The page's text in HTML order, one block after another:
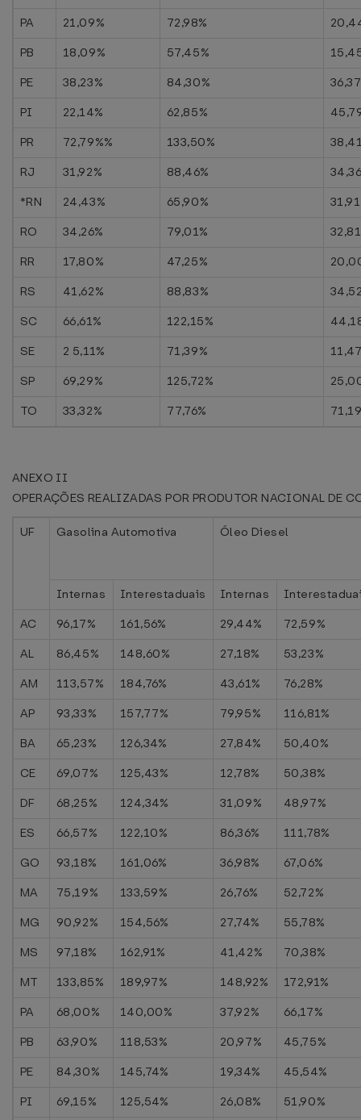
PA
21,09% 72,98%
PB
18,09% 57,45%
PE
38,23% 84,30%
PI
22,14% 62,85%
PR
72,79%% 133,50%
RJ
31,92% 88,46%
*RN
24,43% 65,90%
RO
34,26% 79,01%
RR
17,80% 47,25%
RS
41,62% 88,83%
SC
66,61% 122,15%
SE
2 5,11% 71,39%
SP
69,29% 125,72%
TO
33,32% 77,76%
ANEXO II
OPERAÇÕES REALIZADAS POR PRODUTOR NACIONAL DE
UF Gasolina Automotiva Óleo Diesel
Internas Interestaduais Internas
AC
96,17% 161,56% 29,44%
72,59%
AL
86,45% 148,60% 27,18%
53,23%
AM
113,57% 184,76% 43,61%
76,28%
AP
93,33% 157,77% 79,95%
116,81%
BA
65,23% 126,34% 27,84%
50,40%
CE
69,07% 125,43% 12,78%
50,38%
DF
68,25% 124,34% 31,09%
48,97%
ES
66,57% 122,10% 86,36%
111,78%
GO
93,18% 161,06% 36,98%
67,06%
MA
75,19% 133,59% 26,76%
52,72%
MG
90,92% 154,56% 27,74%
55,78%
MS
97,18% 162,91% 41,42%
70,38%
MT
133,85% 189,97% 148,92%
172,91%
PA
68,00% 140,00% 37,92%
66,17%
PB
63,90% 118,53% 20,97%
45,75%
PE
84,30% 145,74% 19,34%
45,54%
PI
69,15% 125,54% 26,08%
51,90%